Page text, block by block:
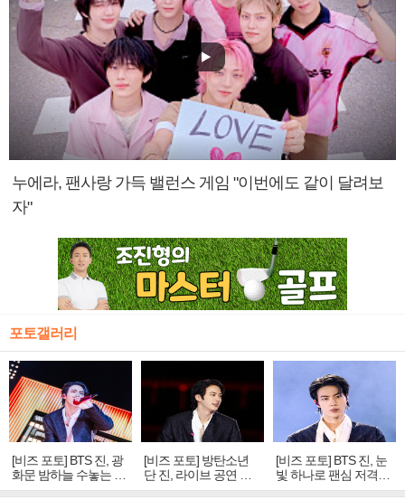
누에라, 팬사랑 가득 밸런스 게임 "이번에도 같이 달려보
자"
포토갤러리
[비즈 포토] BTS 진, 광
화문 밤하늘 수놓는 '비
주얼 킹'의 열창
[비즈 포토] 방탄소년
단 진, 라이브 공연 중
빛나는 독보적 아우라
[비즈 포토] BTS 진, 눈
빛 하나로 팬심 저격…
독보적 카리스마